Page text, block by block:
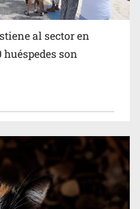
bella de 2026 en People
al sector en
huéspedes son